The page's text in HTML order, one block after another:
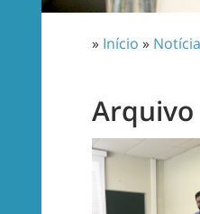
» Início »
Arquivo